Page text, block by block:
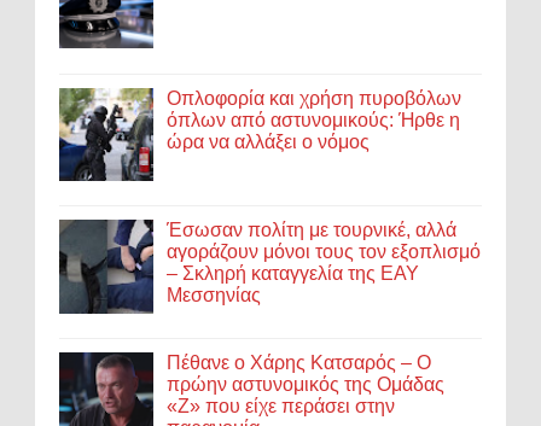
Οπλοφορία και χρήση πυροβόλων
όπλων από αστυνομικούς: Ήρθε η
ώρα να αλλάξει ο νόμος
Έσωσαν πολίτη με τουρνικέ, αλλά
αγοράζουν μόνοι τους τον εξοπλισμό
– Σκληρή καταγγελία της ΕΑΥ
Μεσσηνίας
Πέθανε ο Χάρης Κατσαρός – Ο
πρώην αστυνομικός της Ομάδας
«Ζ» που είχε περάσει στην